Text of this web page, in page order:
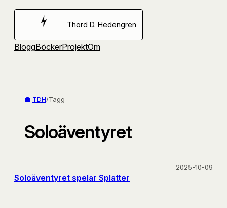
Hoppa
Thord D. Hedengren
BloggBöckerProjektOm
TDH/Tagg
Soloäventyret
Soloäventyret spelar Splatter
2025-10-09